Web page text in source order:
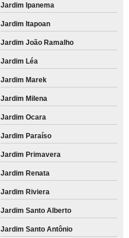
Jardim Ipanema
Jardim Itapoan
Jardim João Ramalho
Jardim Léa
Jardim Marek
Jardim Milena
Jardim Ocara
Jardim Paraíso
Jardim Primavera
Jardim Renata
Jardim Riviera
Jardim Santo Alberto
Jardim Santo Antônio